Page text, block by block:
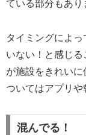
ている部分もあり
タイミングによ
いない！と感じ
が施設をきれい
ついてはアプリや
混んでる！